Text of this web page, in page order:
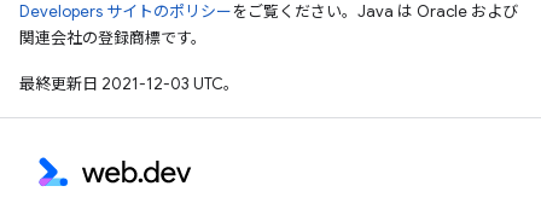
Developers サイトのポリシーをご覧ください。Java は Oracle および
関連会社の登録商標です。
最終更新日 2021-12-03 UTC。